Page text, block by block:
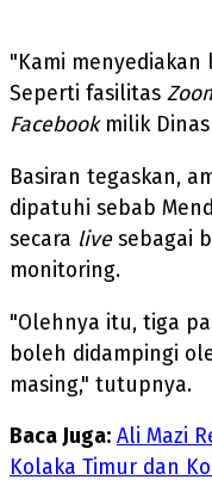
"Kami
Seperti fasilitas
Facebookmilik
Basiran tegaskan,
dipatuhi sebab
secara livesebagai
monitoring.
"Olehnya itu, tiga
boleh didampingi
masing," tutupnya.
Baca Juga: Ali Mazi
Kolaka Timur dan